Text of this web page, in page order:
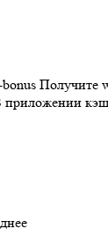
Получите
приложении